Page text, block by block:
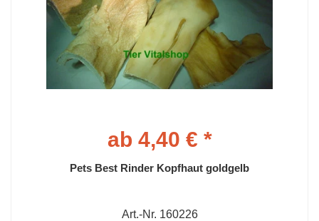
ab 4,40 € *
Pets Best Rinder Kopfhaut goldgelb
Art.-Nr. 160226